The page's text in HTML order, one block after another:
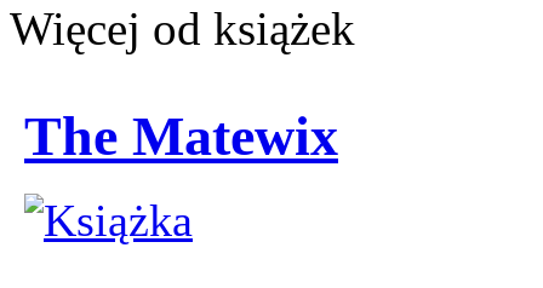
Więcej od książek
The Matewix